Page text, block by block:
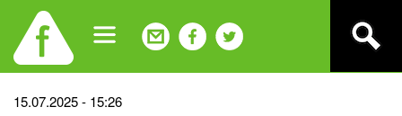
navigation
Back
15.07.2025 - 15:26